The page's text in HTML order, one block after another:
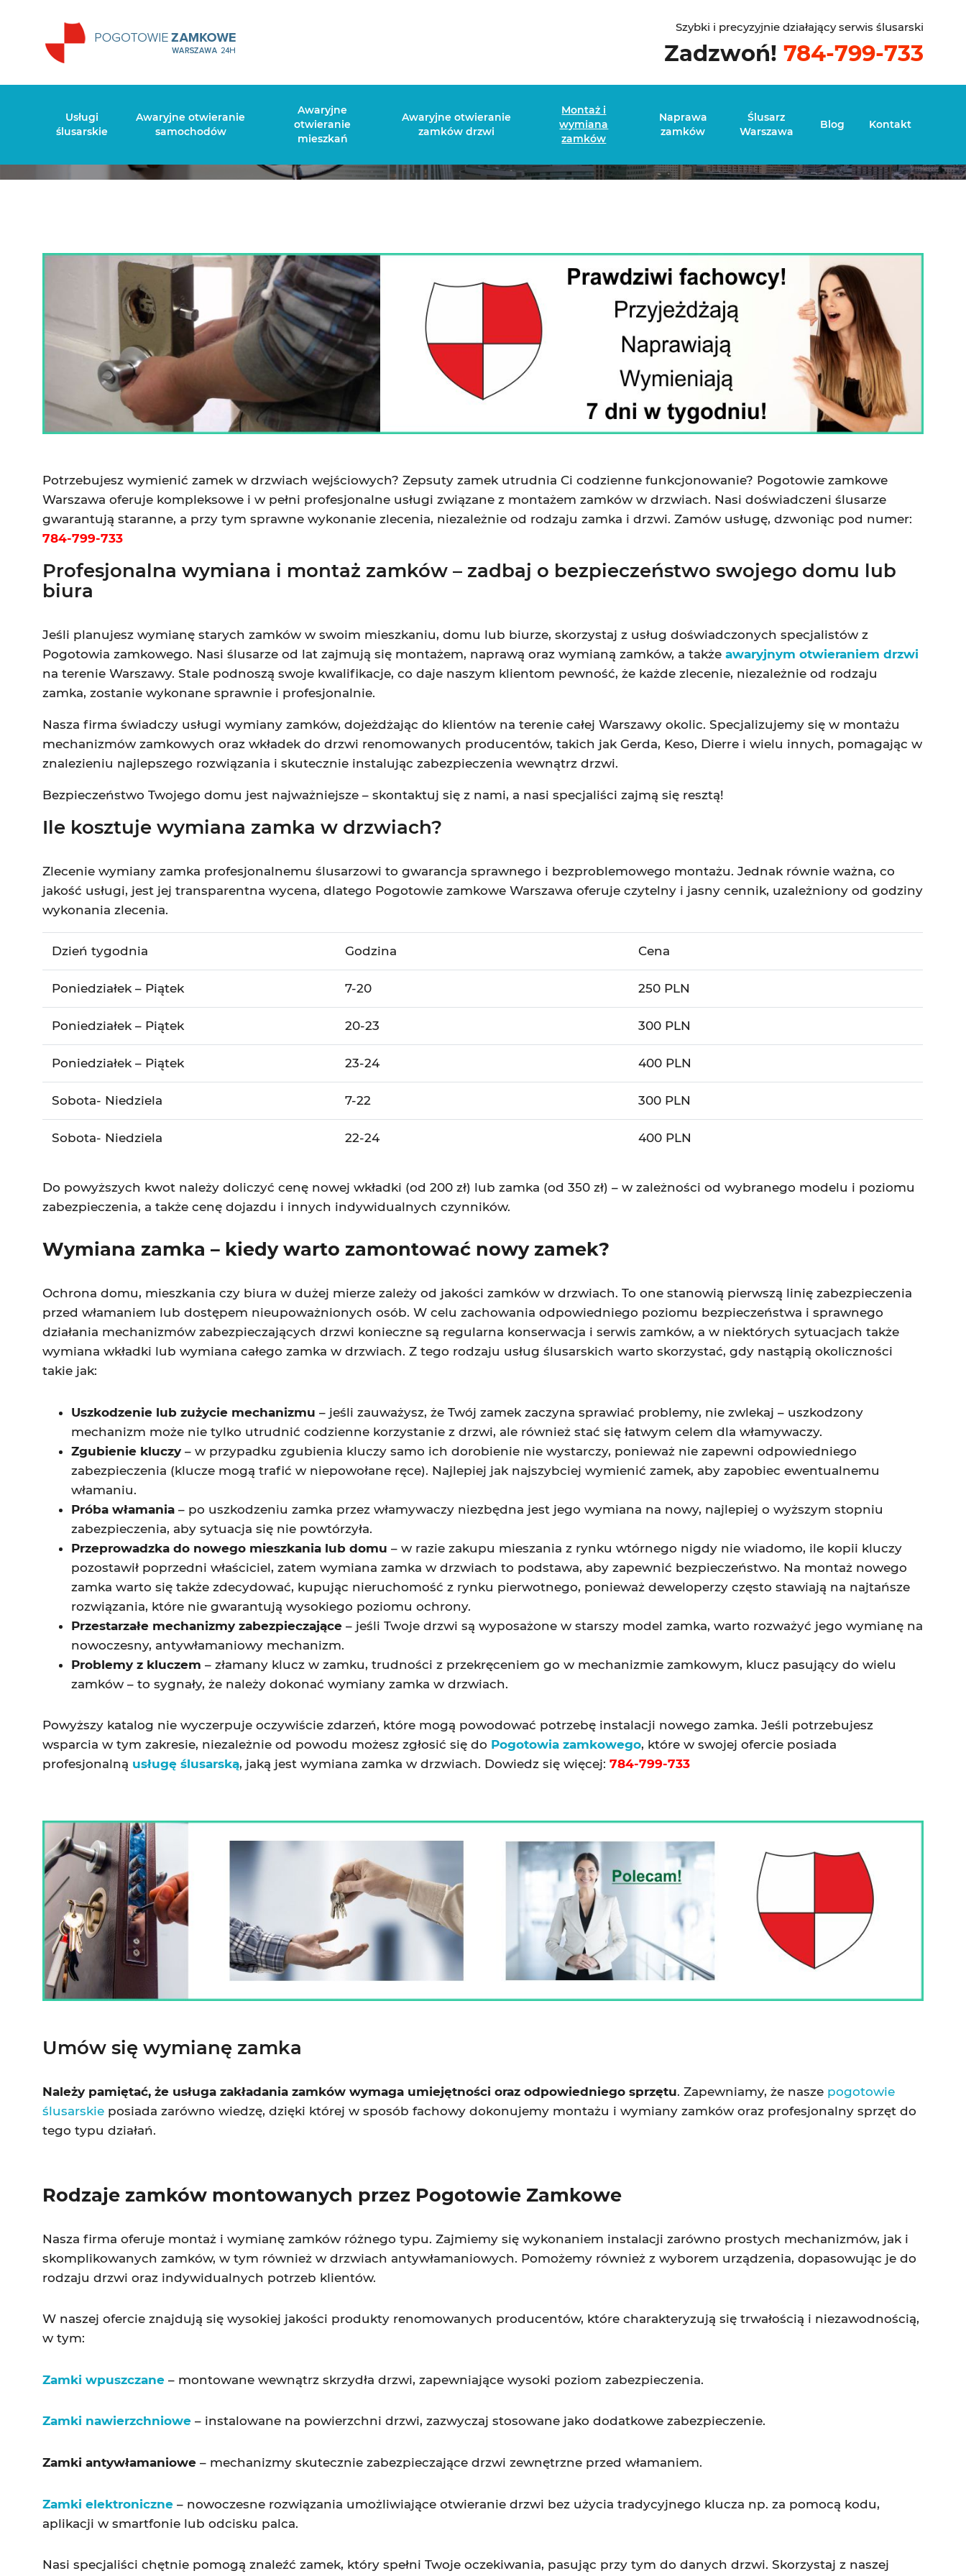
Szybki i precyzyjnie działający serwis ślusarski
Zadzwoń! 784-799-733
Usługi
ślusarskie
Awaryjne otwieranie
samochodów
Awaryjne
otwieranie
mieszkań
Awaryjne otwieranie
zamków drzwi
Montaż i
wymiana
zamków
Naprawa
zamków
Ślusarz
Warszawa
Blog Kontakt
Potrzebujesz wymienić zamek w drzwiach wejściowych? Zepsuty zamek utrudnia Ci codzienne funkcjonowanie? Pogotowie zamkowe
Warszawa oferuje kompleksowe i w pełni profesjonalne usługi związane z montażem zamków w drzwiach. Nasi doświadczeni ślusarze
gwarantują staranne, a przy tym sprawne wykonanie zlecenia, niezależnie od rodzaju zamka i drzwi. Zamów usługę, dzwoniąc pod numer:
784-799-733
Profesjonalna wymiana i montaż zamków – zadbaj o bezpieczeństwo swojego domu lub
biura
Jeśli planujesz wymianę starych zamków w swoim mieszkaniu, domu lub biurze, skorzystaj z usług doświadczonych specjalistów z
Pogotowia zamkowego. Nasi ślusarze od lat zajmują się montażem, naprawą oraz wymianą zamków, a takżeawaryjnym otwieraniem drzwi
na terenie Warszawy. Stale podnoszą swoje kwalifikacje, co daje naszym klientom pewność, że każde zlecenie, niezależnie od rodzaju
zamka, zostanie wykonane sprawnie i profesjonalnie.
Nasza firma świadczy usługi wymiany zamków, dojeżdżając do klientów na terenie całej Warszawy okolic. Specjalizujemy się w montażu
mechanizmów zamkowych oraz wkładek do drzwi renomowanych producentów, takich jak Gerda, Keso, Dierre i wielu innych, pomagając w
znalezieniu najlepszego rozwiązania i skutecznie instalując zabezpieczenia wewnątrz drzwi.
Bezpieczeństwo Twojego domu jest najważniejsze – skontaktuj się z nami, a nasi specjaliści zajmą się resztą!
Ile kosztuje wymiana zamka w drzwiach?
Zlecenie wymiany zamka profesjonalnemu ślusarzowi to gwarancja sprawnego i bezproblemowego montażu. Jednak równie ważna, co
jakość usługi, jest jej transparentna wycena, dlatego Pogotowie zamkowe Warszawa oferuje czytelny i jasny cennik, uzależniony od godziny
wykonania zlecenia.
Dzień tygodnia Godzina Cena
Poniedziałek – Piątek 7-20 250 PLN
Poniedziałek – Piątek 20-23 300 PLN
Poniedziałek – Piątek 23-24 400 PLN
Sobota- Niedziela 7-22 300 PLN
Sobota- Niedziela 22-24 400 PLN
Do powyższych kwot należy doliczyć cenę nowej wkładki (od 200 zł) lub zamka (od 350 zł) – w zależności od wybranego modelu i poziomu
zabezpieczenia, a także cenę dojazdu i innych indywidualnych czynników.
Wymiana zamka – kiedy warto zamontować nowy zamek?
Ochrona domu, mieszkania czy biura w dużej mierze zależy od jakości zamków w drzwiach. To one stanowią pierwszą linię zabezpieczenia
przed włamaniem lub dostępem nieupoważnionych osób. W celu zachowania odpowiedniego poziomu bezpieczeństwa i sprawnego
działania mechanizmów zabezpieczających drzwi konieczne są regularna konserwacja i serwis zamków, a w niektórych sytuacjach także
wymiana wkładki lub wymiana całego zamka w drzwiach. Z tego rodzaju usług ślusarskich warto skorzystać, gdy nastąpią okoliczności
takie jak:
Uszkodzenie lub zużycie mechanizmu – jeśli zauważysz, że Twój zamek zaczyna sprawiać problemy, nie zwlekaj – uszkodzony
mechanizm może nie tylko utrudnić codzienne korzystanie z drzwi, ale również stać się łatwym celem dla włamywaczy.
Zgubienie kluczy – w przypadku zgubienia kluczy samo ich dorobienie nie wystarczy, ponieważ nie zapewni odpowiedniego
zabezpieczenia (klucze mogą trafić w niepowołane ręce). Najlepiej jak najszybciej wymienić zamek, aby zapobiec ewentualnemu
włamaniu.
Próba włamania – po uszkodzeniu zamka przez włamywaczy niezbędna jest jego wymiana na nowy, najlepiej o wyższym stopniu
zabezpieczenia, aby sytuacja się nie powtórzyła.
Przeprowadzka do nowego mieszkania lub domu – w razie zakupu mieszania z rynku wtórnego nigdy nie wiadomo, ile kopii kluczy
pozostawił poprzedni właściciel, zatem wymiana zamka w drzwiach to podstawa, aby zapewnić bezpieczeństwo. Na montaż nowego
zamka warto się także zdecydować, kupując nieruchomość z rynku pierwotnego, ponieważ deweloperzy często stawiają na najtańsze
rozwiązania, które nie gwarantują wysokiego poziomu ochrony.
Przestarzałe mechanizmy zabezpieczające – jeśli Twoje drzwi są wyposażone w starszy model zamka, warto rozważyć jego wymianę na
nowoczesny, antywłamaniowy mechanizm.
Problemy z kluczem – złamany klucz w zamku, trudności z przekręceniem go w mechanizmie zamkowym, klucz pasujący do wielu
zamków – to sygnały, że należy dokonać wymiany zamka w drzwiach.
Powyższy katalog nie wyczerpuje oczywiście zdarzeń, które mogą powodować potrzebę instalacji nowego zamka. Jeśli potrzebujesz
wsparcia w tym zakresie, niezależnie od powodu możesz zgłosić się do Pogotowia zamkowego, które w swojej ofercie posiada
profesjonalną usługę ślusarską, jaką jest wymiana zamka w drzwiach. Dowiedz się więcej:784-799-733
Umów się wymianę zamka
Należy pamiętać, że usługa zakładania zamków wymaga umiejętności oraz odpowiedniego sprzętu. Zapewniamy, że nasze pogotowie
ślusarskie posiada zarówno wiedzę, dzięki której w sposób fachowy dokonujemy montażu i wymiany zamków oraz profesjonalny sprzęt do
tego typu działań.
Rodzaje zamków montowanych przez Pogotowie Zamkowe
Nasza firma oferuje montaż i wymianę zamków różnego typu. Zajmiemy się wykonaniem instalacji zarówno prostych mechanizmów, jak i
skomplikowanych zamków, w tym również w drzwiach antywłamaniowych. Pomożemy również z wyborem urządzenia, dopasowując je do
rodzaju drzwi oraz indywidualnych potrzeb klientów.
W naszej ofercie znajdują się wysokiej jakości produkty renomowanych producentów, które charakteryzują się trwałością i niezawodnością,
w tym:
Zamki wpuszczane – montowane wewnątrz skrzydła drzwi, zapewniające wysoki poziom zabezpieczenia.
Zamki nawierzchniowe – instalowane na powierzchni drzwi, zazwyczaj stosowane jako dodatkowe zabezpieczenie.
Zamki antywłamaniowe – mechanizmy skutecznie zabezpieczające drzwi zewnętrzne przed włamaniem.
Zamki elektroniczne– nowoczesne rozwiązania umożliwiające otwieranie drzwi bez użycia tradycyjnego klucza np. za pomocą kodu,
aplikacji w smartfonie lub odcisku palca.
Nasi specjaliści chętnie pomogą znaleźć zamek, który spełni Twoje oczekiwania, pasując przy tym do danych drzwi. Skorzystaj z naszej